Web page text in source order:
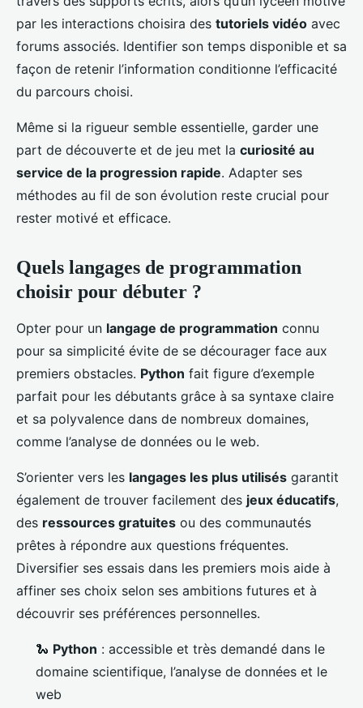
par les interactions choisira des tutoriels vidéo avec
forums associés. Identifier son temps disponible et sa
façon de retenir l’information conditionne l’efficacité
du parcours choisi.
Même si la rigueur semble essentielle, garder une
part de découverte et de jeu met la curiosité au
service de la progression rapide. Adapter ses
méthodes au fil de son évolution reste crucial pour
rester motivé et efficace.
Quels langages de programmation
choisir pour débuter ?
Opter pour un langage de programmation connu
pour sa simplicité évite de se décourager face aux
premiers obstacles. Python fait figure d’exemple
parfait pour les débutants grâce à sa syntaxe claire
et sa polyvalence dans de nombreux domaines,
comme l’analyse de données ou le web.
S’orienter vers les langages les plus utilisés garantit
également de trouver facilement des jeux éducatifs,
des ressources gratuites ou des communautés
prêtes à répondre aux questions fréquentes.
Diversifier ses essais dans les premiers mois aide à
affiner ses choix selon ses ambitions futures et à
découvrir ses préférences personnelles.
🐍 Python : accessible et très demandé dans le
domaine scientifique, l’analyse de données et le
web